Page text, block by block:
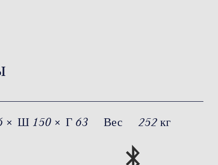
× Ш 150 × Г 63 Вес 252 кг